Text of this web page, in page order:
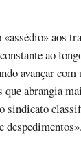
aos
ao
avançar com
que abrangia
sindicato
despedimentos».